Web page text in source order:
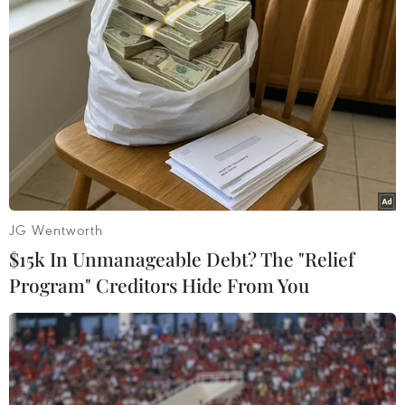
hòa bình Trung Đông, trong bối cảnh EU đang
tìm cách thuyết phục Israel từ bỏ kế hoạch sáp
nhập các khu vực thuộc Bờ Tây./.
(TTXVN/Vietnam+)
JG Wentworth
$15k In Unmanageable Debt? The "Relief
Program" Creditors Hide From You